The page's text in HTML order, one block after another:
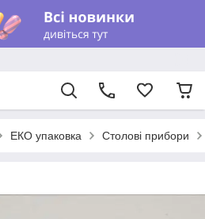
ЕКО упаковка Столові прибори